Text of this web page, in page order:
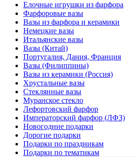
Елочные игрушки из фарфора
Фарфоровые вазы
Вазы из фарфора и керамики
Немецкие вазы
Итальянские вазы
Вазы (Китай)
Португалия, Дания, Франция
Вазы (Филиппины)
Вазы из керамики (Россия)
Хрустальные вазы
Стеклянные вазы
Муранское стекло
Лефортовский фарфор
Императорский фарфор (ЛФЗ)
Новогодние подарки
Дорогие подарки
Подарки по праздникам
Подарки по тематикам